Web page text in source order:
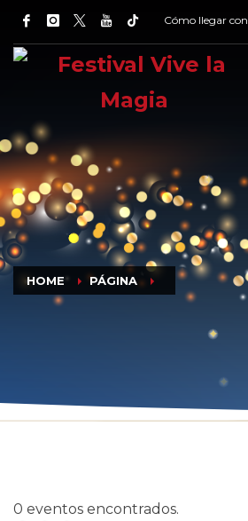
Cómo llegar con
HOME PÁGINA
0 eventos encontrados.